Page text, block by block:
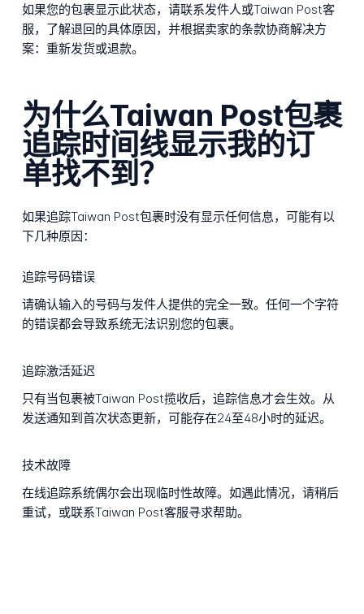
如果您的包裹显示此状态，请联系发件人或Taiwan Post客
服，了解退回的具体原因，并根据卖家的条款协商解决方
案：重新发货或退款。
为什么Taiwan Post包裹
追踪时间线显示我的订
单找不到？
如果追踪Taiwan Post包裹时没有显示任何信息，可能有以
下几种原因：
追踪号码错误
请确认输入的号码与发件人提供的完全一致。任何一个字符
的错误都会导致系统无法识别您的包裹。
追踪激活延迟
只有当包裹被Taiwan Post揽收后，追踪信息才会生效。从
发送通知到首次状态更新，可能存在24至48小时的延迟。
技术故障
在线追踪系统偶尔会出现临时性故障。如遇此情况，请稍后
重试，或联系Taiwan Post客服寻求帮助。